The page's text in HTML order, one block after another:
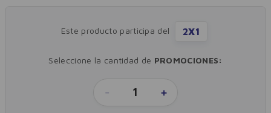
Este producto participa del 2X1
Seleccione la cantidad de PROMOCIONES:
- 1 +